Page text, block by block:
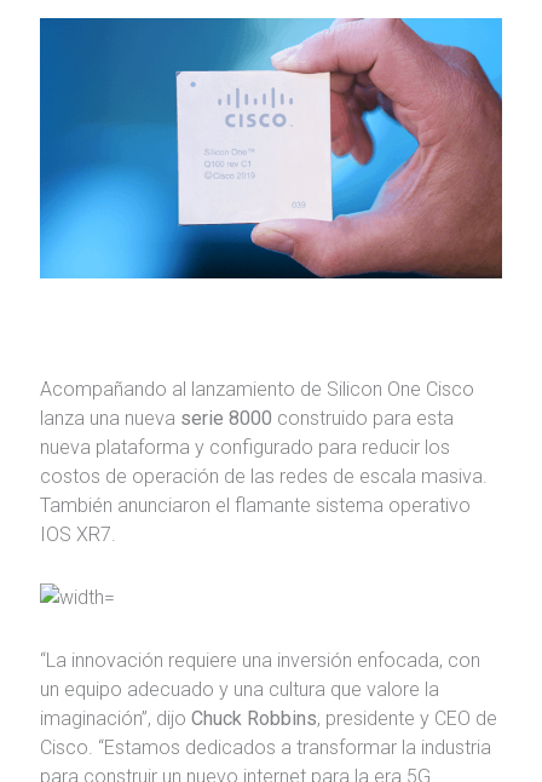
Acompañando al lanzamiento de Silicon One Cisco
lanza una nueva serie 8000 construido para esta
nueva plataforma y configurado para reducir los
costos de operación de las redes de escala masiva.
También anunciaron el flamante sistema operativo
IOS XR7.
“La innovación requiere una inversión enfocada, con
un equipo adecuado y una cultura que valore la
imaginación”, dijo Chuck Robbins, presidente y CEO de
Cisco. “Estamos dedicados a transformar la industria
para construir un nuevo internet para la era 5G.